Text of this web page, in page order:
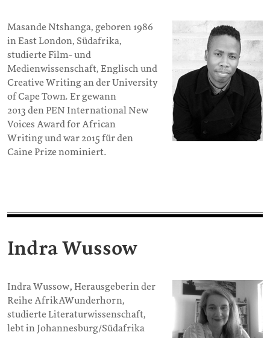
Masande Ntshanga, geboren 1986
in East London, Südafrika,
studierte Film- und
Medienwissenschaft, Englisch und
Creative Writing an der University
of Cape Town. Er gewann
2013 den PEN International New
Voices Award for African
Writing und war 2015 für den
Caine Prize nominiert.
Indra Wussow
Indra Wussow, Herausgeberin der
Reihe AfrikAWunderhorn,
studierte Literaturwissenschaft,
lebt in Johannesburg/Südafrika